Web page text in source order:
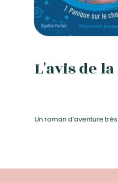
L'avis de
Un roman d’aventure